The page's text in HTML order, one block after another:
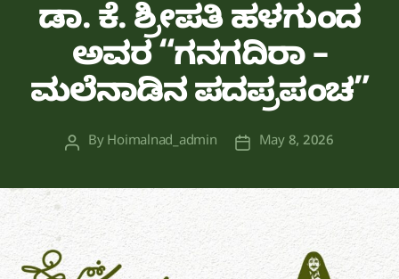
ಡಾ. ಕೆ. ಶ್ರೀಪತಿ ಹಳಗುಂದ
ಅವರ “ಗನಗದಿರಾ –
ಮಲೆನಾಡಿನ ಪದಪ್ರಪಂಚ”
PostBy Hoimalnad_admin
PostMay 8, 2026